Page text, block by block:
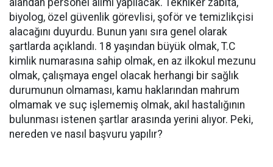
biyolog, özel güvenlik görevlisi, şoför ve temizlikçisi
alacağını duyurdu. Bunun yanı sıra genel olarak
şartlarda açıklandı. 18 yaşından büyük olmak, T.C
kimlik numarasına sahip olmak, en az ilkokul mezunu
olmak, çalışmaya engel olacak herhangi bir sağlık
durumunun olmaması, kamu haklarından mahrum
olmamak ve suç işlememiş olmak, akıl hastalığının
bulunması istenen şartlar arasında yerini alıyor. Peki,
nereden ve nasıl başvuru yapılır?